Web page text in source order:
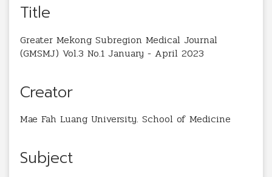
Title
Greater Mekong Subregion Medical Journal
(GMSMJ) Vol.3 No.1 January - April 2023
Creator
Mae Fah Luang University. School of Medicine
Subject